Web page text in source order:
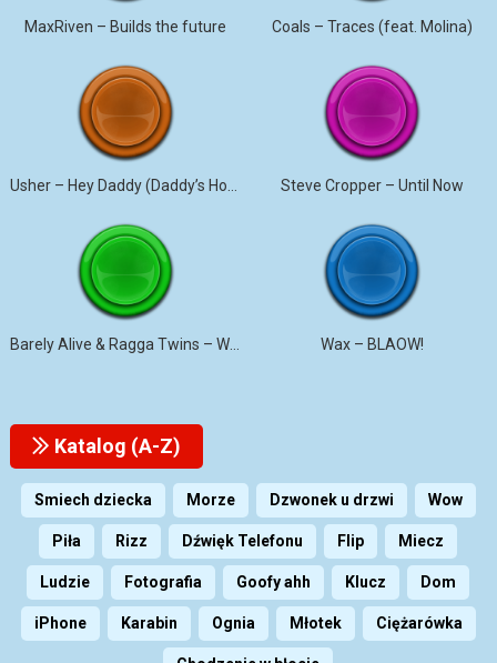
MaxRiven – Builds the future Coals – Traces (feat. Molina)
Steve Cropper – Until Now
Barely Alive & Ragga Twins – We Set It Wax – BLAOW!
Katalog (A-Z)
Smiech dziecka Morze Dzwonek u drzwi Wow
Piła Rizz Dźwięk Telefonu Flip Miecz
Ludzie Fotografia Goofy ahh Klucz Dom
iPhone Karabin Ognia Młotek Ciężarówka